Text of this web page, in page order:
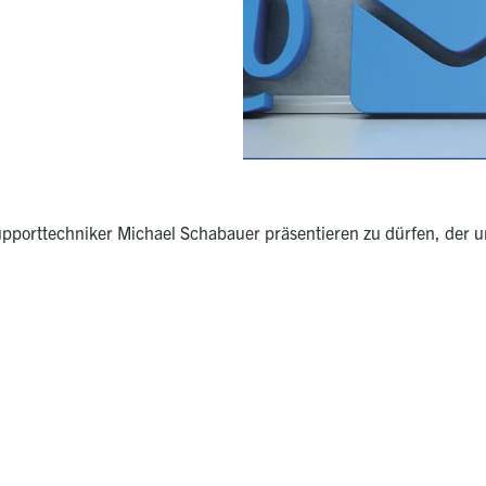
Michael Schabauer präsentieren zu dürfen, der